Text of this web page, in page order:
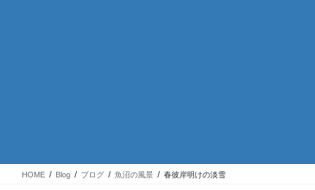
HOME Blog ブログ 魚沼の風景 春彼岸明けの淡雪